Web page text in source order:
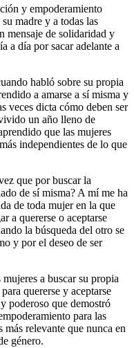
y empoderamiento
madre y a todas las
mensaje de solidaridad y
a día por sacar adelante a
habló sobre su propia
a amarse a sí misma y
veces dicta cómo deben ser
un año lleno de
que las mujeres
independientes de lo que
que por buscar la
de sí misma? A mí me ha
de toda mujer en la que
a quererse o aceptarse
la búsqueda del otro se
y por el deseo de ser
a buscar su propia
quererse y aceptarse
poderoso que demostró
para las
más relevante que nunca en
género.